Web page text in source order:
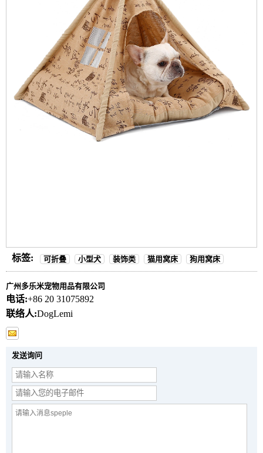
标签: 可折叠 小型犬 装饰类 猫用窝床 狗用窝床
广州多乐米宠物用品有限公司
电话:+86 20 31075892
联络人:DogLemi
发送询问